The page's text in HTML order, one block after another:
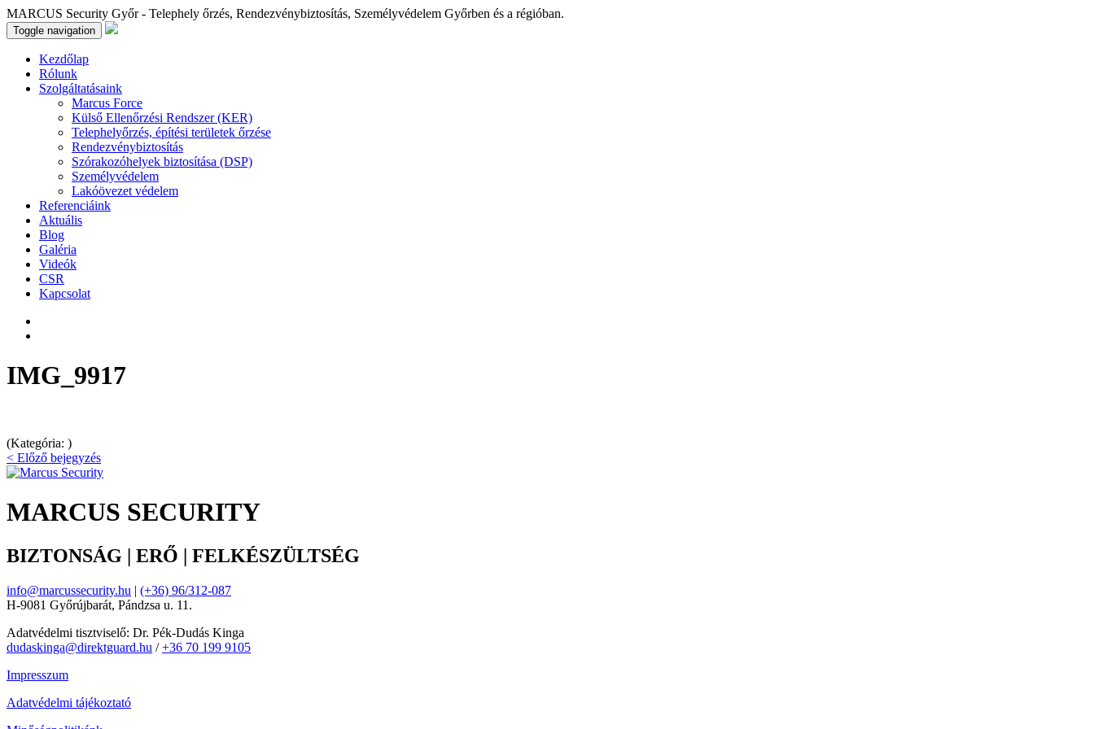
MARCUS Security Győr - Telephely őrzés, Rendezvénybiztosítás, Személyvédelem Győrben és a régióban.
Toggle navigation
Kezdőlap
Rólunk
Szolgáltatásaink
Marcus Force
Külső Ellenőrzési Rendszer (KER)
Telephelyőrzés, építési területek őrzése
Rendezvénybiztosítás
Szórakozóhelyek biztosítása (DSP)
Személyvédelem
Lakóövezet védelem
Referenciáink
Aktuális
Blog
Galéria
Videók
CSR
Kapcsolat
IMG_9917
(Kategória: )
< Előző bejegyzés
MARCUS SECURITY
BIZTONSÁG | ERŐ | FELKÉSZÜLTSÉG
info@marcussecurity.hu | (+36) 96/312-087
H-9081 Győrújbarát, Pándzsa u. 11.
Adatvédelmi tisztviselő: Dr. Pék-Dudás Kinga
dudaskinga@direktguard.hu /+36 70 199 9105
Impresszum
Adatvédelmi tájékoztató